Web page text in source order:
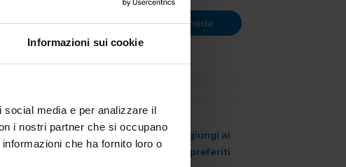
Informazioni sui cookie
media e per analizzare il
i nostri partner che si occupano
che ha fornito loro o
a 5 a...
Vai alla scheda
Aggiungi ai
preferiti